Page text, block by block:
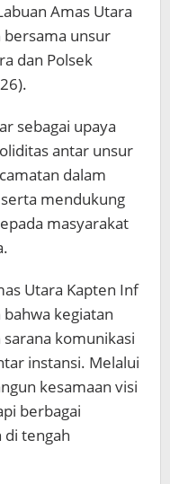
Amas Utara
bersama unsur
dan Polsek
sebagai upaya
antar unsur
dalam
mendukung
masyarakat
Utara Kapten Inf
kegiatan
komunikasi
instansi. Melalui
kesamaan visi
berbagai
di tengah